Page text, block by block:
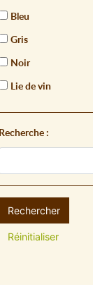
Bleu
Gris
Noir
Lie de vin
Recherche :
Rechercher
Réinitialiser